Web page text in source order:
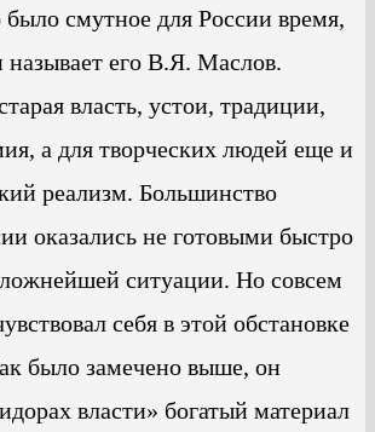
было смутное для России время,
называет его В.Я. Маслов.
власть, устои, традиции,
а для творческих людей еще и
реализм. Большинство
оказались не готовыми быстро
ситуации. Но совсем
себя в этой обстановке
было замечено выше, он
власти» богатый материал